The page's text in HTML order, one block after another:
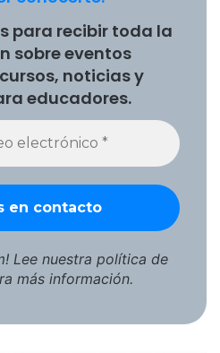
para recibir toda la
sobre eventos
noticias y
educadores.
Lee nuestra política de
más información.